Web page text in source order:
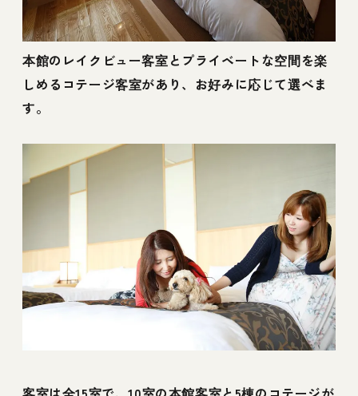
本館のレイクビュー客室とプライベートな空間を楽
しめるコテージ客室があり、お好みに応じて選べま
す。